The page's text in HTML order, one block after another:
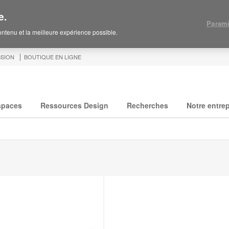
BOUTIQUE EN LIGNE
Ressources Design Recherches Notre
et la meilleure expérience possible.